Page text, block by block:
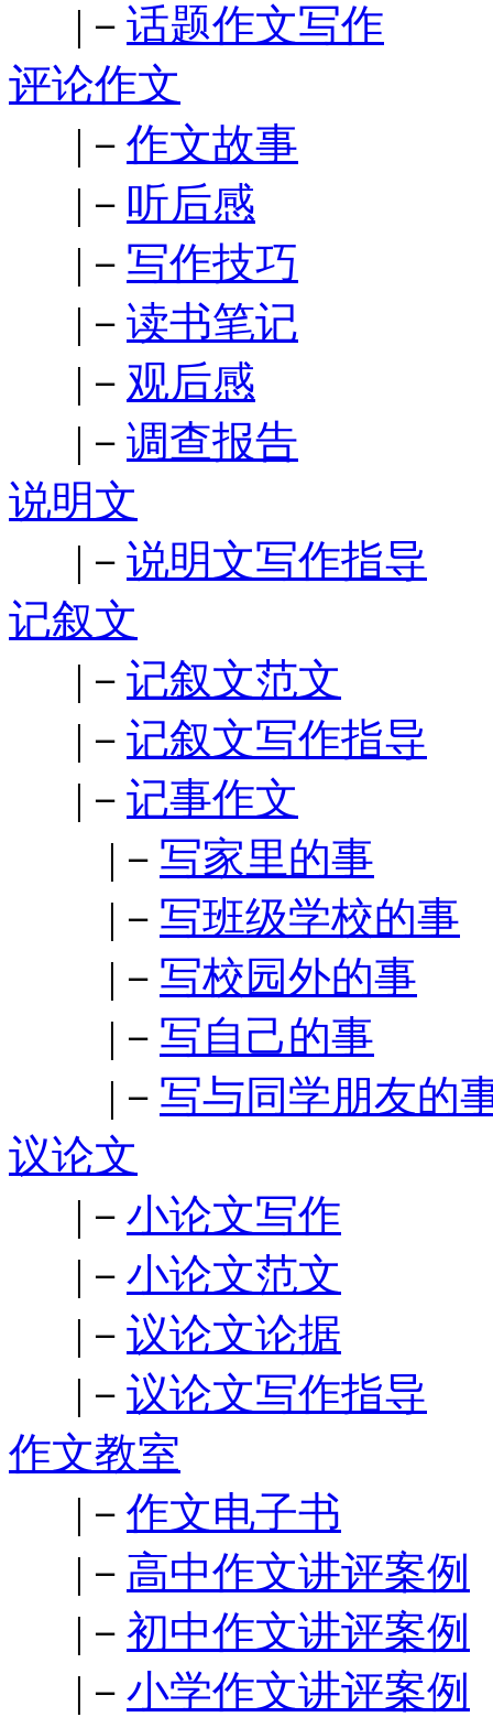
|－ 话题作文写作
评论作文
|－ 作文故事
|－ 听后感
|－ 写作技巧
|－ 读书笔记
|－ 观后感
|－ 调查报告
说明文
|－ 说明文写作指导
记叙文
|－ 记叙文范文
|－ 记叙文写作指导
|－ 记事作文
|－ 写家里的事
|－ 写班级学校的事
|－ 写校园外的事
|－ 写自己的事
|－ 写与同学朋友的
议论文
|－ 小论文写作
|－ 小论文范文
|－ 议论文论据
|－ 议论文写作指导
作文教室
|－ 作文电子书
|－ 高中作文讲评案例
|－ 初中作文讲评案例
|－ 小学作文讲评案例